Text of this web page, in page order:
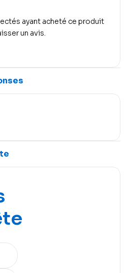
ayant acheté ce produit
un avis.